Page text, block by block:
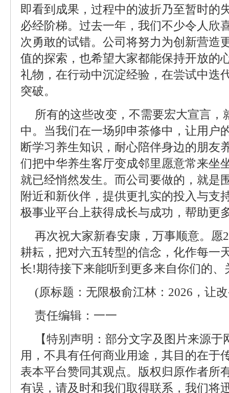
即看到成果，过程中的波折乃至暂时的
必经阶梯。过去一年，我们不少令人欣
次勇敢的试错。公司将努力为创新营造
值的探索，也希望大家都能保持开放的
礼物，在行动中沉淀经验，在尝试中迭
突破。
所有的这些改变，不需要宏大宣言，
中。当我们在一场卯申茶修中，让用户
断学习养生知识，耐心陪伴身边的朋友
们把中华养生客厅变成邻里愿意常来
就已经悄然发生。而公司要做的，就是
附近和新伙伴，提供更扎实的投入与支
极事业平台上获得成长与成功，帮助更
再次祝大家新春安康，万事顺意。愿
耕耘，把对六五转型的信念，化作每一
长!期待接下来能听到更多来自你们的、
(原标题：无限极俞江林：2026，让
责任编辑：一一
【特别声明：部分文字及图片来源
用，不具有任何商业用途，其目的在于
表本平台赞同其观点。版权归原作者所
有误，请及时和我们取得联系，我们将